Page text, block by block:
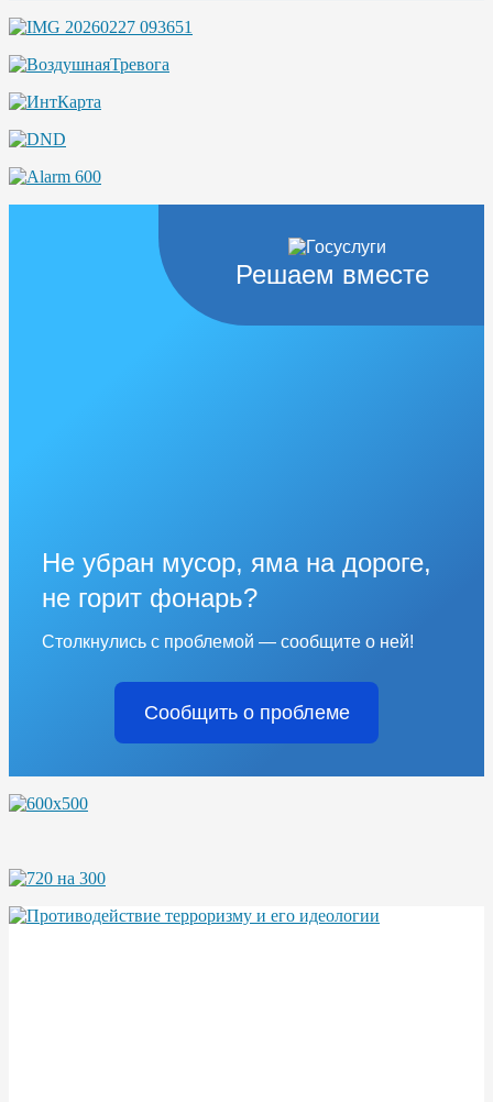
Решаем вместе
Не убран мусор, яма на дороге,
не горит фонарь?
Столкнулись с проблемой — сообщите о ней!
Сообщить о проблеме